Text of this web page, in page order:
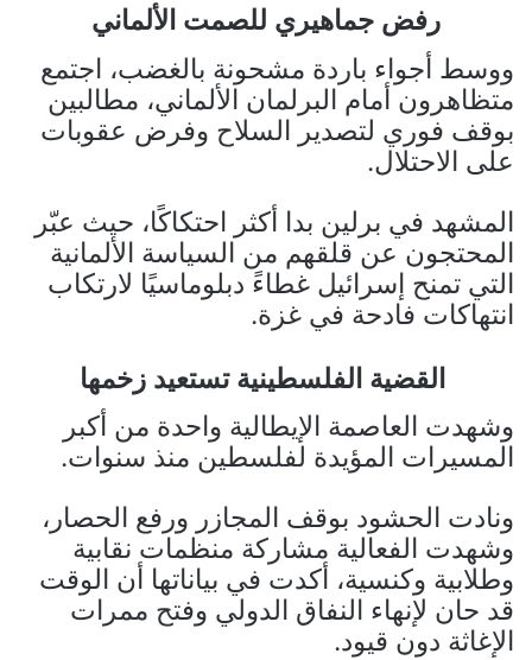
رفض جماهيري للصمت الألماني
ووسط أجواء باردة مشحونة بالغضب، اجتمع
متظاهرون أمام البرلمان الألماني، مطالبين
بوقف فوري لتصدير السلاح وفرض عقوبات
على الاحتلال.
المشهد في برلين بدا أكثر احتكاكًا، حيث عبّر
المحتجون عن قلقهم من السياسة الألمانية
التي تمنح إسرائيل غطاءً دبلوماسيًا لارتكاب
انتهاكات فادحة في غزة.
القضية الفلسطينية تستعيد زخمها
وشهدت العاصمة الإيطالية واحدة من أكبر
المسيرات المؤيدة لفلسطين منذ سنوات.
ونادت الحشود بوقف المجازر ورفع الحصار،
وشهدت الفعالية مشاركة منظمات نقابية
وطلابية وكنسية، أكدت في بياناتها أن الوقت
قد حان لإنهاء النفاق الدولي وفتح ممرات
الإغاثة دون قيود.